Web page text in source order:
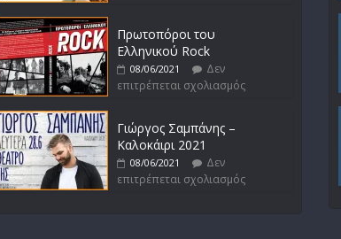
Πρωτοπόροι του
Ελληνικού Rock
08/06/2021
Δεν
επιτρέπεται σχολιασμός
Γιώργος Σαμπάνης –
Καλοκάιρι 2021
08/06/2021
Δεν
επιτρέπεται σχολιασμός